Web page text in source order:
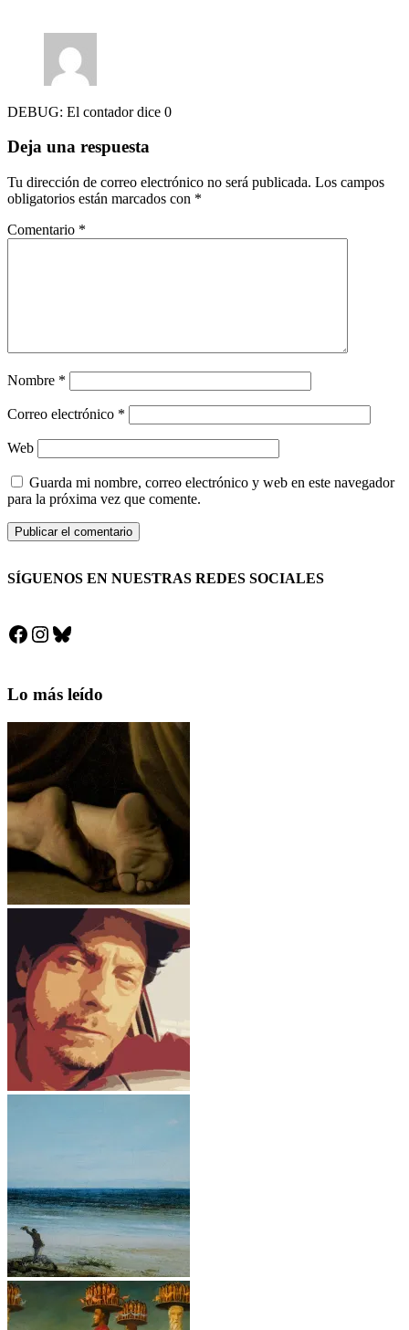
DEBUG: El contador dice 0
Deja una respuesta
Tu dirección de correo electrónico no será publicada. Los campos
obligatorios están marcados con *
Comentario *
Nombre *
Correo electrónico *
Web
Guarda mi nombre, correo electrónico y web en este navegador
para la próxima vez que comente.
SÍGUENOS EN NUESTRAS REDES SOCIALES
Facebook
Instagram
Bluesky
Lo más leído